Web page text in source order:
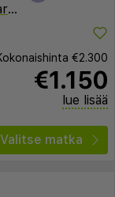
€2.300
€1.150
lue lisää
Valitse matka